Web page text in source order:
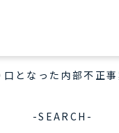
となった内部不正
-SEARCH-